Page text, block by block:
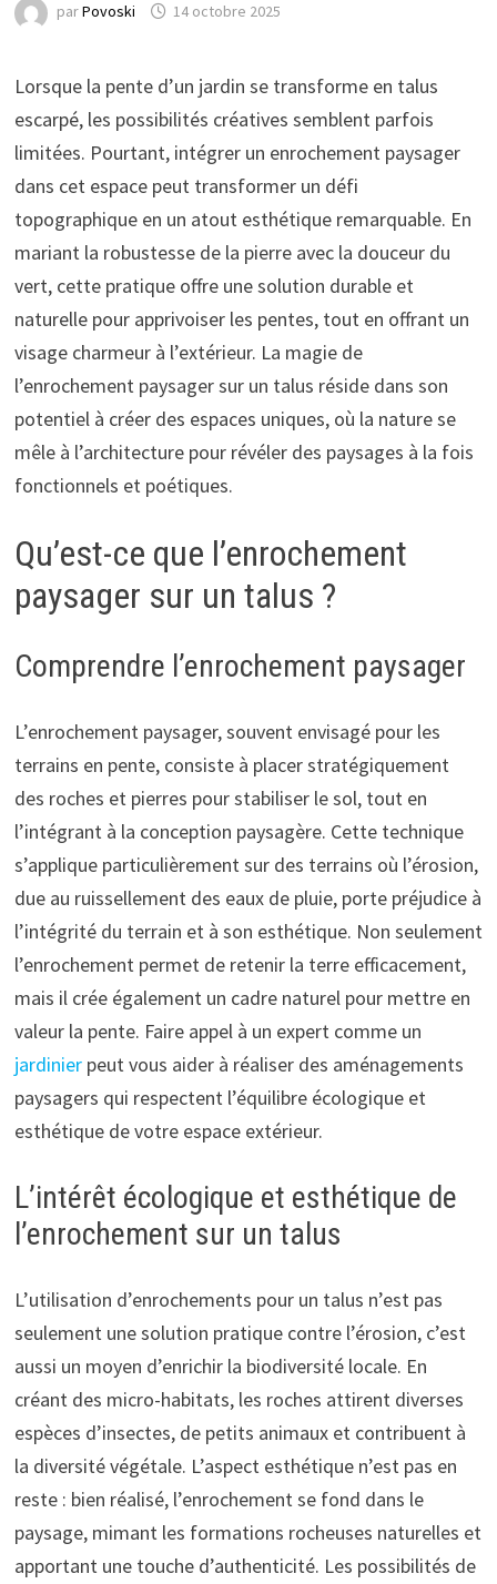
parPovoski 14 octobre 2025
Lorsque la pente d’un jardin se transforme en talus
escarpé, les possibilités créatives semblent parfois
limitées. Pourtant, intégrer un enrochement paysager
dans cet espace peut transformer un défi
topographique en un atout esthétique remarquable. En
mariant la robustesse de la pierre avec la douceur du
vert, cette pratique offre une solution durable et
naturelle pour apprivoiser les pentes, tout en offrant un
visage charmeur à l’extérieur. La magie de
l’enrochement paysager sur un talus réside dans son
potentiel à créer des espaces uniques, où la nature se
mêle à l’architecture pour révéler des paysages à la fois
fonctionnels et poétiques.
Qu’est-ce que l’enrochement
paysager sur un talus ?
Comprendre l’enrochement paysager
L’enrochement paysager, souvent envisagé pour les
terrains en pente, consiste à placer stratégiquement
des roches et pierres pour stabiliser le sol, tout en
l’intégrant à la conception paysagère. Cette technique
s’applique particulièrement sur des terrains où l’érosion,
due au ruissellement des eaux de pluie, porte préjudice à
l’intégrité du terrain et à son esthétique. Non seulement
l’enrochement permet de retenir la terre efficacement,
mais il crée également un cadre naturel pour mettre en
valeur la pente. Faire appel à un expert comme un
jardinier peut vous aider à réaliser des aménagements
paysagers qui respectent l’équilibre écologique et
esthétique de votre espace extérieur.
L’intérêt écologique et esthétique de
l’enrochement sur un talus
L’utilisation d’enrochements pour un talus n’est pas
seulement une solution pratique contre l’érosion, c’est
aussi un moyen d’enrichir la biodiversité locale. En
créant des micro-habitats, les roches attirent diverses
espèces d’insectes, de petits animaux et contribuent à
la diversité végétale. L’aspect esthétique n’est pas en
reste : bien réalisé, l’enrochement se fond dans le
paysage, mimant les formations rocheuses naturelles et
apportant une touche d’authenticité. Les possibilités de